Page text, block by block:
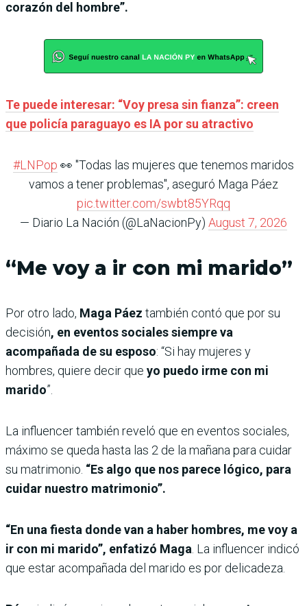
corazón del hombre”.
Te puede interesar: “Voy presa sin fianza”: creen
que policía paraguayo es IA por su atractivo
#LNPop 👀 "Todas las mujeres que tenemos maridos
vamos a tener problemas", aseguró Maga Páez
pic.twitter.com/swbt85YRqq
— Diario La Nación (@LaNacionPy) August 7, 2026
“Me voy a ir con mi marido”
Por otro lado, Maga Páez también contó que por su
decisión, en eventos sociales siempre va
acompañada de su esposo: “Si hay mujeres y
hombres, quiere decir que yo puedo irme con mi
marido”.
La influencer también reveló que en eventos sociales,
máximo se queda hasta las 2 de la mañana para cuidar
su matrimonio. “Es algo que nos parece lógico, para
cuidar nuestro matrimonio”.
“En una fiesta donde van a haber hombres, me voy a
ir con mi marido”, enfatizó Maga . La influencer indicó
que estar acompañada del marido es por delicadeza.